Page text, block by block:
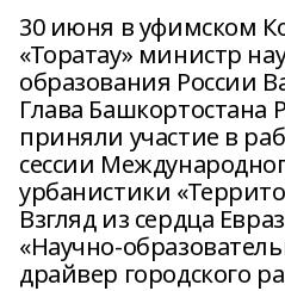
30 июня в уфимском
«Торатау» министр
образования России
Глава Башкортостана
приняли участие в
сессии
урбанистики
Взгляд из сердца
«Научно-
драйвер городского